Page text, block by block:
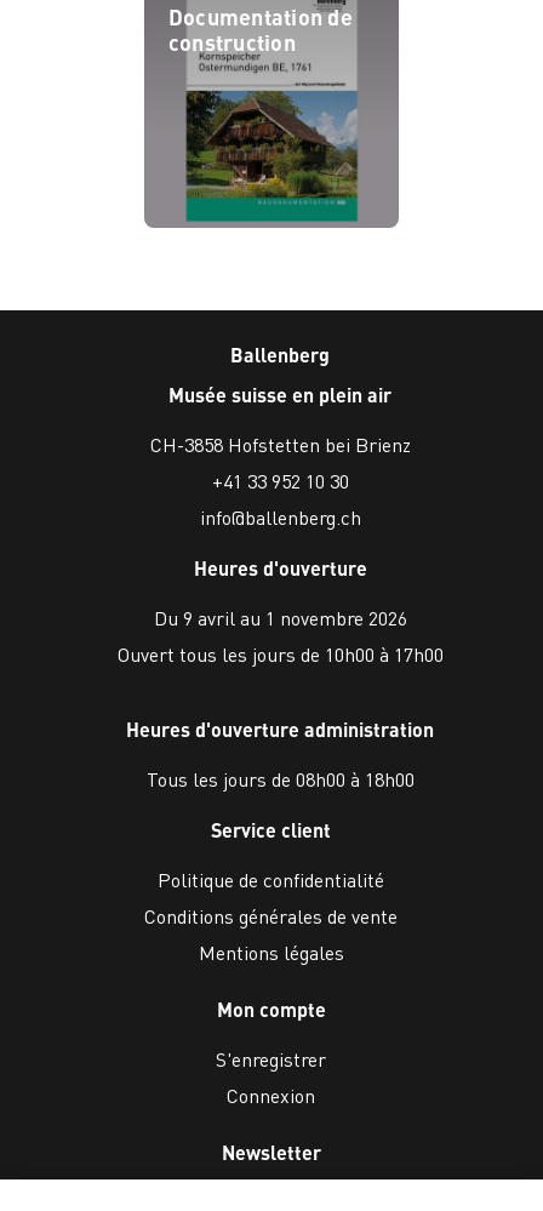
Documentation de
construction
Ballenberg
Musée suisse en plein air
CH-3858 Hofstetten bei Brienz
+41 33 952 10 30
info@ballenberg.ch
Heures d'ouverture
Du 9 avril au 1 novembre 2026
Ouvert tous les jours de 10h00 à 17h00
Heures d'ouverture administration
Tous les jours de 08h00 à 18h00
Service client
Politique de confidentialité
Conditions générales de vente
Mentions légales
Mon compte
S'enregistrer
Connexion
Newsletter